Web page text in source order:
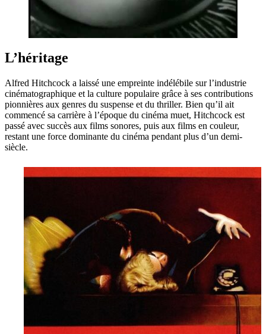
L’héritage
Alfred Hitchcock a laissé une empreinte indélébile sur l’industrie
cinématographique et la culture populaire grâce à ses contributions
pionnières aux genres du suspense et du thriller. Bien qu’il ait
commencé sa carrière à l’époque du cinéma muet, Hitchcock est
passé avec succès aux films sonores, puis aux films en couleur,
restant une force dominante du cinéma pendant plus d’un demi-
siècle.